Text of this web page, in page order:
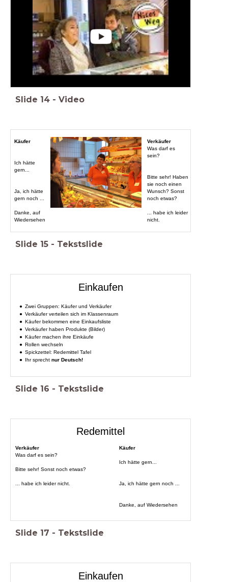
Slide 14 - Video
Käufer
Ich hätte
gern...
Ja, ich hätte
gern noch ...
Danke, auf
Wiedersehen
Verkäufer
Was darf es
sein?
Bitte sehr! Haben
sie noch einen
Wunsch? Sonst
noch etwas?
... habe ich leider
nicht.
Slide 15 - Tekstslide
Einkaufen
Zwei Gruppen: Käufer und Verkäufer
Verkäufer verteilen sich im Klassenraum
Käufer bekommen eine Einkaufsliste
Verkäufer haben Produkte (Bilder)
Käufer machen ihre Einkäufe
Rollen wechseln
Spickzettel: Redemittel Tafel
Ihr sprecht nur Deutsch!
Slide 16 - Tekstslide
Redemittel
Käufer
Ich hätte gern...
Ja, ich hätte gern noch ...
Danke, auf Wiedersehen
Verkäufer
Was darf es sein?
Bitte sehr! Sonst noch etwas?
... habe ich leider nicht.
Slide 17 - Tekstslide
Einkaufen